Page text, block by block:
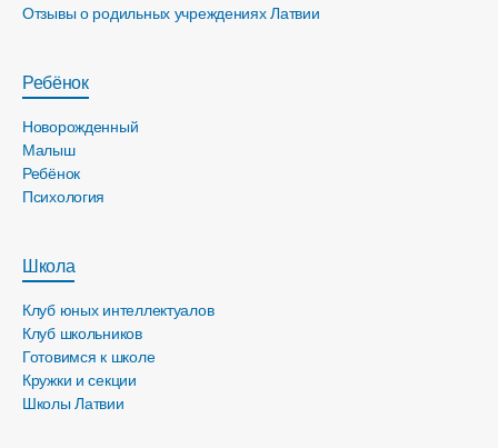
Отзывы о родильных учреждениях Латвии
Ребёнок
Новорожденный
Малыш
Ребёнок
Психология
Школа
Клуб юных интеллектуалов
Клуб школьников
Готовимся к школе
Кружки и секции
Школы Латвии